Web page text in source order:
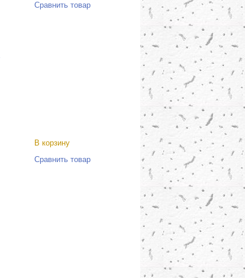
Сравнить товар
В корзину
Сравнить товар